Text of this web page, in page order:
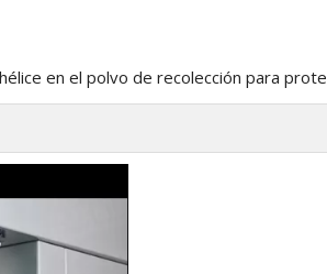
en el polvo de recolección para